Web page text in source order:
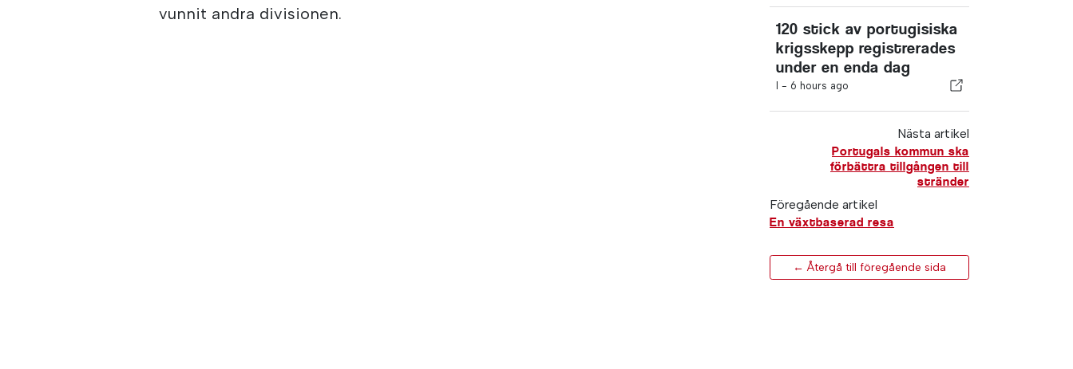
vunnit andra divisionen.
120 stick av portugisiska
krigsskepp registrerades
under en enda dag
I - 6 hours ago
Nästa artikel
Portugals kommun ska
förbättra tillgången till
stränder
Föregående artikel
En växtbaserad resa
← Återgå till föregående sida